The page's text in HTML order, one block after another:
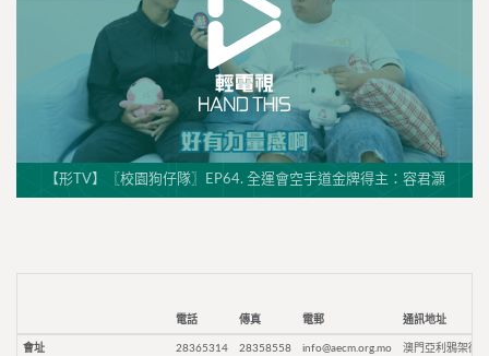
【形TV】〖校園狗仔隊〗EP64. 全運會空手道金牌得主：容君灝
電話 傳真 電郵 通訊地址
會址 28365314 28358558 info@aecm.org.mo 澳門亞利鴉架街9